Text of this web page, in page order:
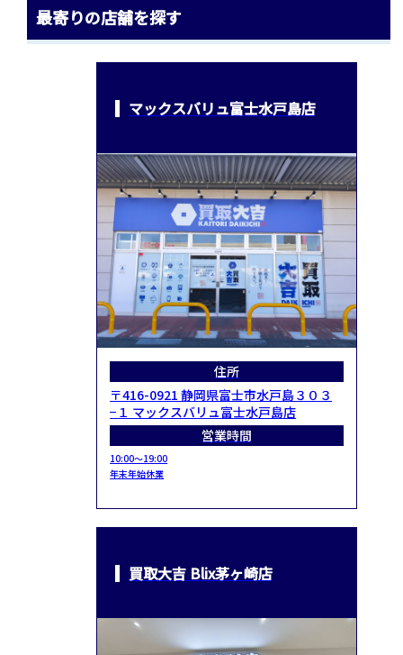
最寄りの店舗を探す
マックスバリュ富士水戸島店
住所
〒416-0921 静岡県富士市水戸島３０３
−１ マックスバリュ富士水戸島店
営業時間
10:00～19:00
年末年始休業
買取大吉 Blix茅ヶ崎店